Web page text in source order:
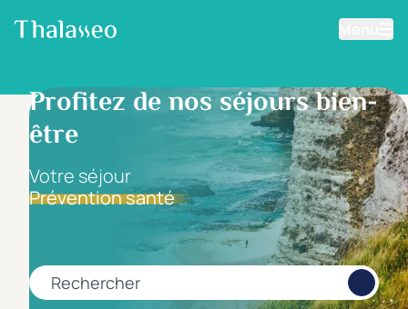
Aller au contenu principal
Profitez de nos séjours bien-
être
Votre séjour
Prévention santé
Rechercher
Filtrer les résultats
Fourchette de prix
Prix par personne
Maximum